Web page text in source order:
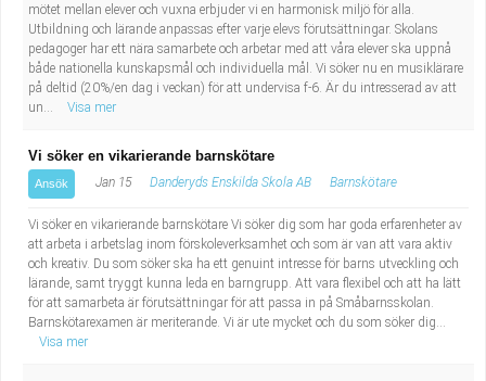
mötet mellan elever och vuxna erbjuder vi en harmonisk miljö för alla.
Utbildning och lärande anpassas efter varje elevs förutsättningar. Skolans
pedagoger har ett nära samarbete och arbetar med att våra elever ska uppnå
både nationella kunskapsmål och individuella mål. Vi söker nu en musiklärare
på deltid (20%/en dag i veckan) för att undervisa f-6. Är du intresserad av att
un...
Visa mer
Vi söker en vikarierande barnskötare
Ansök Jan 15 Danderyds Enskilda Skola AB Barnskötare
Vi söker en vikarierande barnskötare Vi söker dig som har goda erfarenheter av
att arbeta i arbetslag inom förskoleverksamhet och som är van att vara aktiv
och kreativ. Du som söker ska ha ett genuint intresse för barns utveckling och
lärande, samt tryggt kunna leda en barngrupp. Att vara flexibel och att ha lätt
för att samarbeta är förutsättningar för att passa in på Småbarnsskolan.
Barnskötarexamen är meriterande. Vi är ute mycket och du som söker dig...
Visa mer